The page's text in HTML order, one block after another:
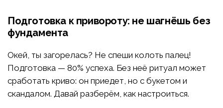
Подготовка к привороту: не шагнёшь без
фундамента
Окей, ты загорелась? Не спеши колоть палец!
Подготовка — 80% успеха. Без неё ритуал может
сработать криво: он приедет, но с букетом и
скандалом. Давай разберём, как настроиться.